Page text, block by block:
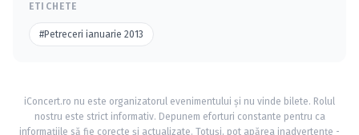
ETICHETE
#Petreceri ianuarie 2013
iConcert.ro nu este organizatorul evenimentului și nu vinde bilete. Rolul
nostru este strict informativ. Depunem eforturi constante pentru ca
informațiile să fie corecte și actualizate. Totuși, pot apărea inadvertențe -